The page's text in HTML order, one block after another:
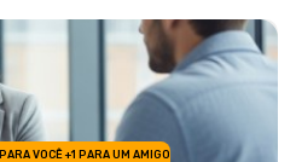
VOCÊ +1 PARA UM AMIGO